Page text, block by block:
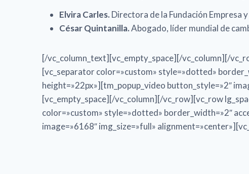
Elvira Carles. Directora de la Fundación Empresa
César Quintanilla.Abogado, líder mundial de
[/vc_column_text][vc_empty_space][/vc_column][/
[vc_separator color=»custom» style=»dotted»
height=»22px»][tm_popup_video button_style=»2″
[vc_empty_space][/vc_column][/vc_row][vc_row
color=»custom» style=»dotted» border_width=»2″
image=»6168″ img_size=»full»